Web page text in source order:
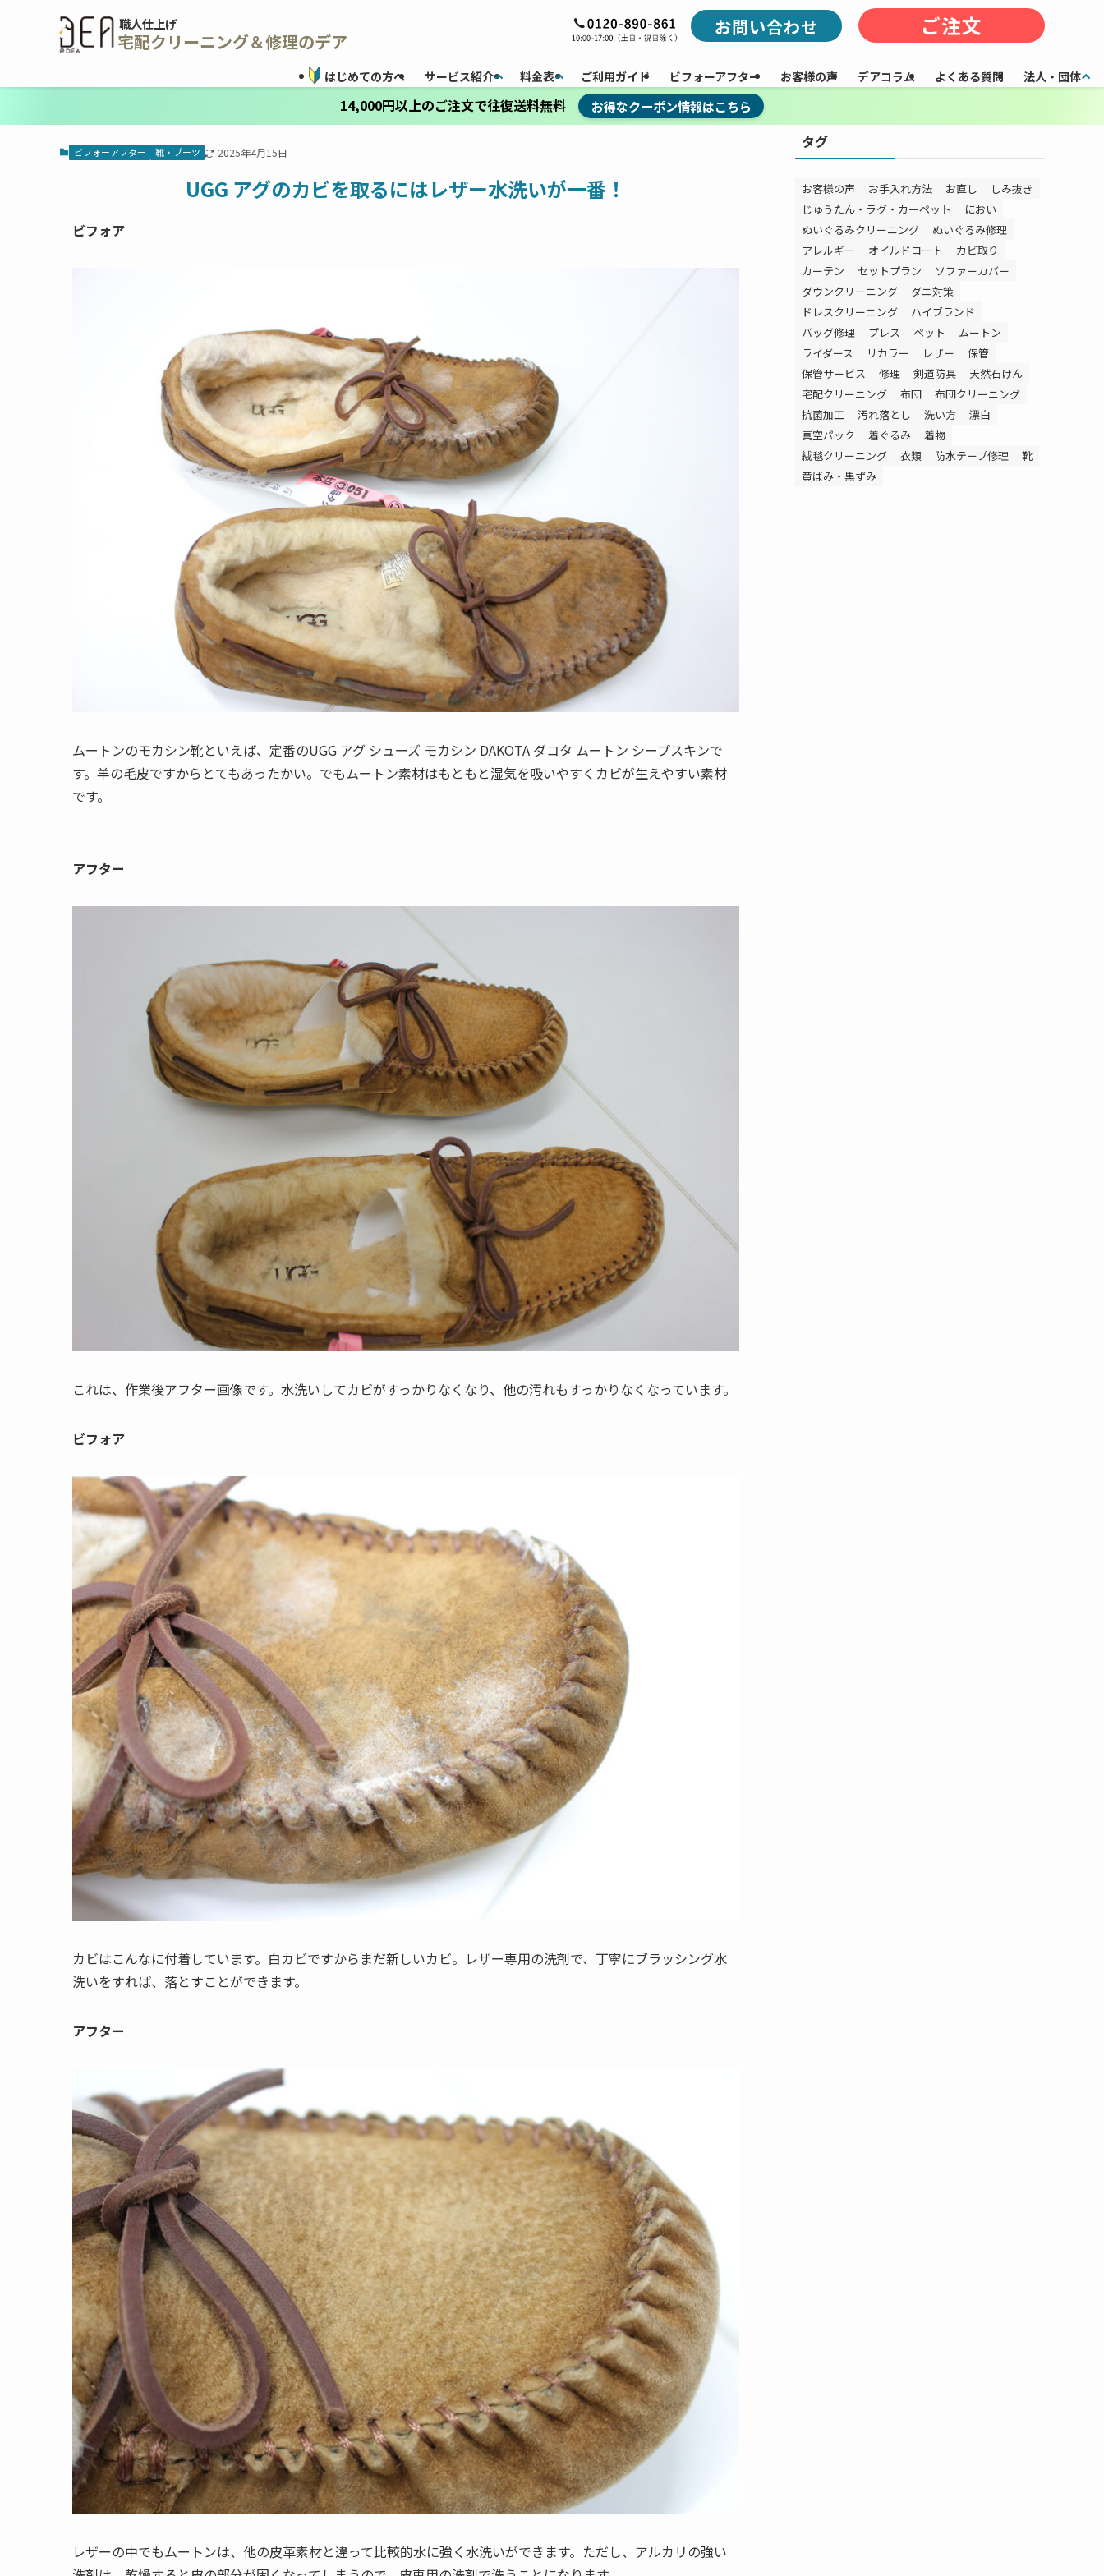
職人仕上げ
宅配クリーニング＆修理のデア
お問い合わせ ご注文
はじめての方へ サービス紹介 料金表 ご利用ガイド ビフォーアフター お客様の声 デアコラム よくある質問 法人・団体
14,000円以上のご注文で往復送料無料 お得なクーポン情報はこちら
ビフォーアフター 靴・ブーツ 2025年4月15日
UGG アグのカビを取るにはレザー水洗いが一番！
ビフォア
ムートンのモカシン靴といえば、定番のUGG アグ シューズ モカシン DAKOTA ダコタ ムートン シープスキンで
す。羊の毛皮ですからとてもあったかい。でもムートン素材はもともと湿気を吸いやすくカビが生えやすい素材
です。
アフター
これは、作業後アフター画像です。水洗いしてカビがすっかりなくなり、他の汚れもすっかりなくなっています。
ビフォア
カビはこんなに付着しています。白カビですからまだ新しいカビ。レザー専用の洗剤で、丁寧にブラッシング水
洗いをすれば、落とすことができます。
アフター
レザーの中でもムートンは、他の皮革素材と違って比較的水に強く水洗いができます。ただし、アルカリの強い
タグ
お客様の声 お手入れ方法 お直し
しみ抜き
じゅうたん・ラグ・カーペット
におい
ぬいぐるみクリーニング
ぬいぐるみ修理
アレルギー
オイルドコート
カビ取り
カーテン
セットプラン
ソファーカバー
ダウンクリーニング
ダニ対策
ドレスクリーニング
ハイブランド
バッグ修理
プレス ペット
ムートン
ライダース
リカラー レザー
保管
保管サービス
修理 剣道防具
天然石けん
宅配クリーニング
布団
布団クリーニング
抗菌加工
汚れ落とし 洗い方
漂白
真空パック
着ぐるみ
着物
絨毯クリーニング
衣類 防水テープ修理
靴
黄ばみ・黒ずみ